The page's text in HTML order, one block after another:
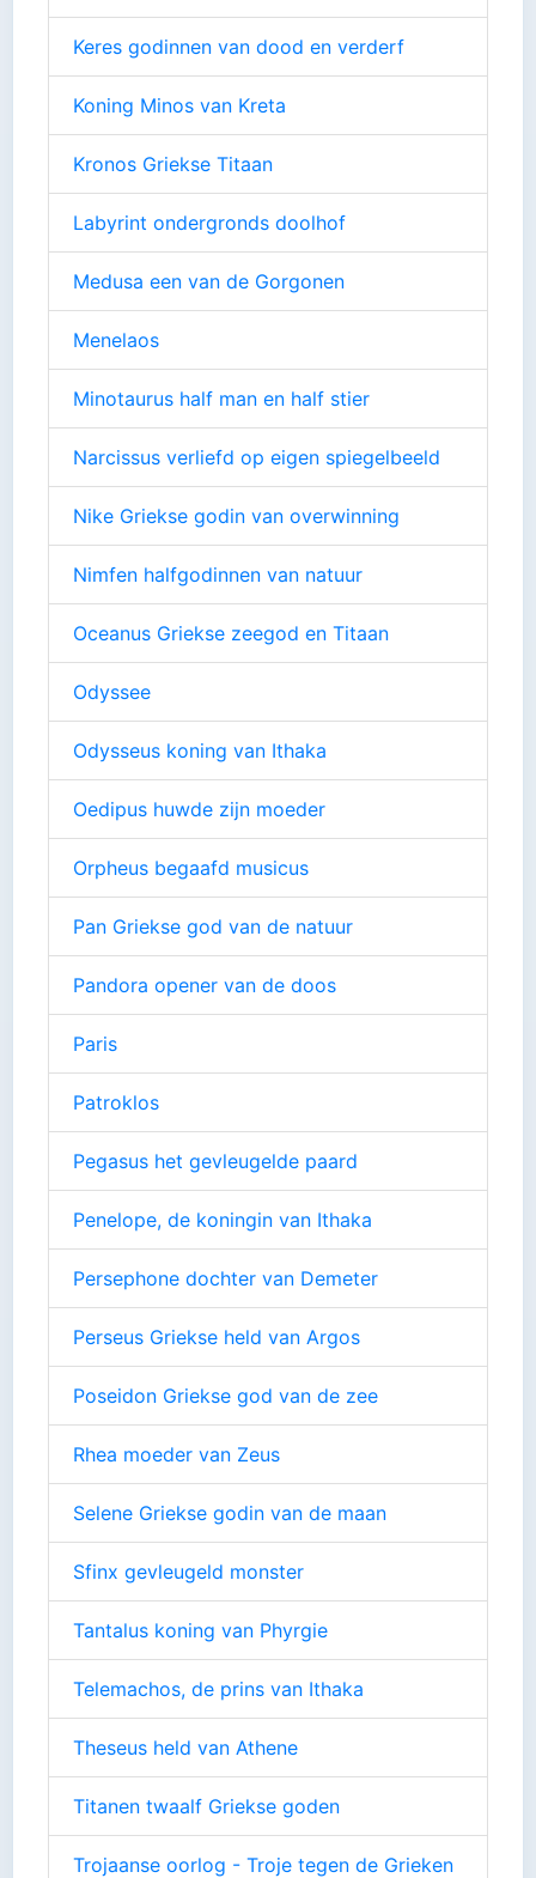
Keres godinnen van dood en verderf
Koning Minos van Kreta
Kronos Griekse Titaan
Labyrint ondergronds doolhof
Medusa een van de Gorgonen
Menelaos
Minotaurus half man en half stier
Narcissus verliefd op eigen spiegelbeeld
Nike Griekse godin van overwinning
Nimfen halfgodinnen van natuur
Oceanus Griekse zeegod en Titaan
Odyssee
Odysseus koning van Ithaka
Oedipus huwde zijn moeder
Orpheus begaafd musicus
Pan Griekse god van de natuur
Pandora opener van de doos
Paris
Patroklos
Pegasus het gevleugelde paard
Penelope, de koningin van Ithaka
Persephone dochter van Demeter
Perseus Griekse held van Argos
Poseidon Griekse god van de zee
Rhea moeder van Zeus
Selene Griekse godin van de maan
Sfinx gevleugeld monster
Tantalus koning van Phyrgie
Telemachos, de prins van Ithaka
Theseus held van Athene
Titanen twaalf Griekse goden
Trojaanse oorlog - Troje tegen de Grieken